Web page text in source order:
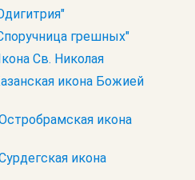
грешных"
Св. Николая
икона Божией
икона
икона